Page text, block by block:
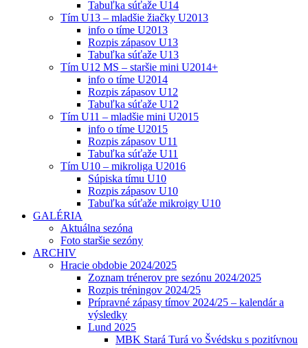
Tabuľka súťaže U14
Tím U13 – mladšie žiačky U2013
info o tíme U2013
Rozpis zápasov U13
Tabuľka súťaže U13
Tím U12 MS – staršie mini U2014+
info o tíme U2014
Rozpis zápasov U12
Tabuľka súťaže U12
Tím U11 – mladšie mini U2015
info o tíme U2015
Rozpis zápasov U11
Tabuľka súťaže U11
Tím U10 – mikroliga U2016
Súpiska tímu U10
Rozpis zápasov U10
Tabuľka súťaže mikroigy U10
GALÉRIA
Aktuálna sezóna
Foto staršie sezóny
ARCHIV
Hracie obdobie 2024/2025
Zoznam trénerov pre sezónu 2024/2025
Rozpis tréningov 2024/25
Prípravné zápasy tímov 2024/25 – kalendár a
výsledky
Lund 2025
MBK Stará Turá vo Švédsku s pozitívnou